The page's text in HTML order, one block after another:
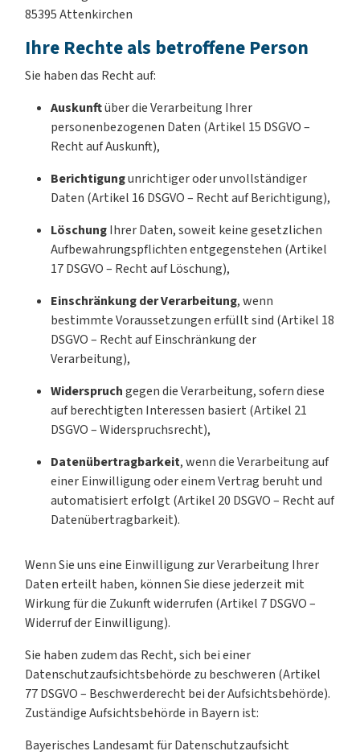
85395 Attenkirchen
Ihre Rechte als betroffene Person
Sie haben das Recht auf:
Auskunftüber die Verarbeitung Ihrer
personenbezogenen Daten (Artikel 15 DSGVO –
Recht auf Auskunft),
Berichtigungunrichtiger oder unvollständiger
Daten (Artikel 16 DSGVO – Recht auf Berichtigung),
LöschungIhrer Daten, soweit keine gesetzlichen
Aufbewahrungspflichten entgegenstehen (Artikel
17 DSGVO – Recht auf Löschung),
Einschränkung der Verarbeitung, wenn
bestimmte Voraussetzungen erfüllt sind (Artikel 18
DSGVO – Recht auf Einschränkung der
Verarbeitung),
Widerspruchgegen die Verarbeitung, sofern diese
auf berechtigten Interessen basiert (Artikel 21
DSGVO – Widerspruchsrecht),
Datenübertragbarkeit, wenn die Verarbeitung auf
einer Einwilligung oder einem Vertrag beruht und
automatisiert erfolgt (Artikel 20 DSGVO – Recht auf
Datenübertragbarkeit).
Wenn Sie uns eine Einwilligung zur Verarbeitung Ihrer
Daten erteilt haben, können Sie diese jederzeit mit
Wirkung für die Zukunft widerrufen (Artikel 7 DSGVO –
Widerruf der Einwilligung).
Sie haben zudem das Recht, sich bei einer
Datenschutzaufsichtsbehörde zu beschweren (Artikel
77 DSGVO – Beschwerderecht bei der Aufsichtsbehörde).
Zuständige Aufsichtsbehörde in Bayern ist:
Bayerisches Landesamt für Datenschutzaufsicht